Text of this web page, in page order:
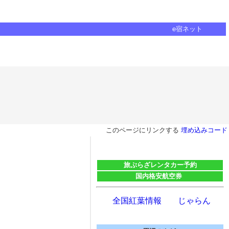
e宿ネット
このページにリンクする 埋め込みコード
旅ぷらざレンタカー予約
国内格安航空券
全国紅葉情報 じゃらん